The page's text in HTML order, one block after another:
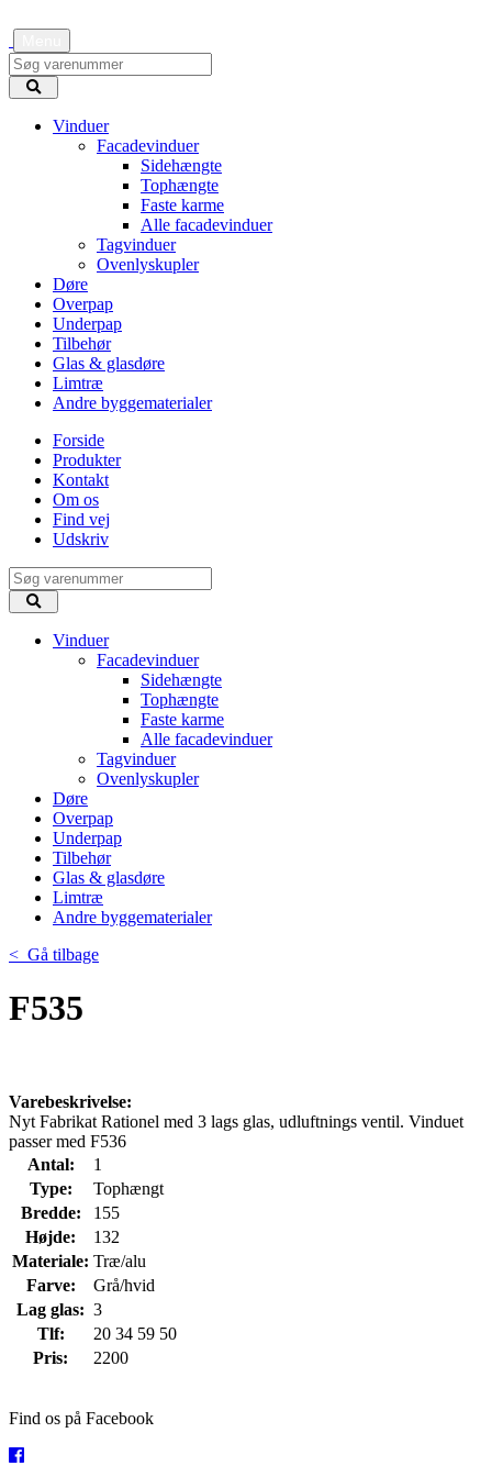
Vinduer
Facadevinduer
Sidehængte
Tophængte
Faste karme
Alle facadevinduer
Tagvinduer
Ovenlyskupler
Døre
Overpap
Underpap
Tilbehør
Glas & glasdøre
Limtræ
Andre byggematerialer
Forside
Produkter
Kontakt
Om os
Find vej
Udskriv
Vinduer
Facadevinduer
Sidehængte
Tophængte
Faste karme
Alle facadevinduer
Tagvinduer
Ovenlyskupler
Døre
Overpap
Underpap
Tilbehør
Glas & glasdøre
Limtræ
Andre byggematerialer
< Gå tilbage
F535
Varebeskrivelse:
Nyt Fabrikat Rationel med 3 lags glas, udluftnings ventil. Vinduet
passer med F536
Antal:
1
Type:
Tophængt
Bredde:
155
Højde:
132
Materiale: Træ/alu
Farve:
Grå/hvid
Lag glas: 3
Tlf:
20 34 59 50
Pris:
2200
Find os på Facebook